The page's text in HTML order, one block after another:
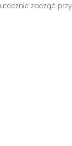
zacząć